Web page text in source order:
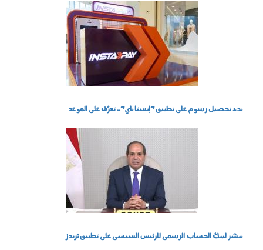
بدء تحصيل رسوم على تطبيق "إنستا باي".. تعرَّف على الموعد
ننشر لينك الحساب الرسمي للرئيس السيسي على تطبيق ثريدز